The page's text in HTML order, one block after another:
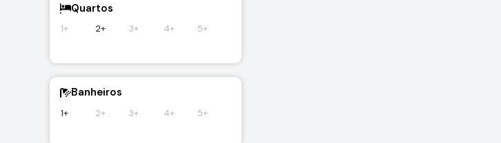
Quartos
1+ 2+ 3+ 4+ 5+
Banheiros
1+ 2+ 3+ 4+ 5+